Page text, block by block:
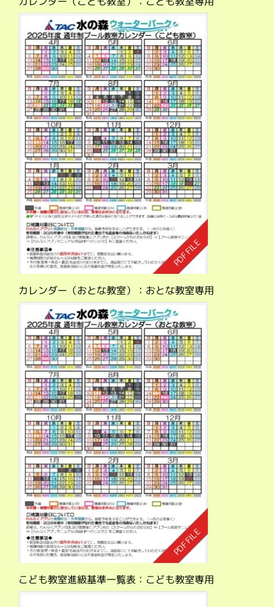
カレンダー（おとな教室）：おとな教室専用
こども教室進級基準一覧表：こども教室専用